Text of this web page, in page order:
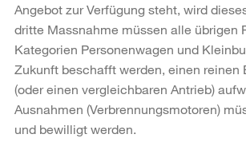
Angebot zur Verfügung steht, wird
dritte Massnahme müssen alle übrigen
Kategorien Personenwagen und
Zukunft beschafft werden, einen reinen
(oder einen vergleichbaren Antrieb)
Ausnahmen (Verbrennungsmotoren)
und bewilligt werden.